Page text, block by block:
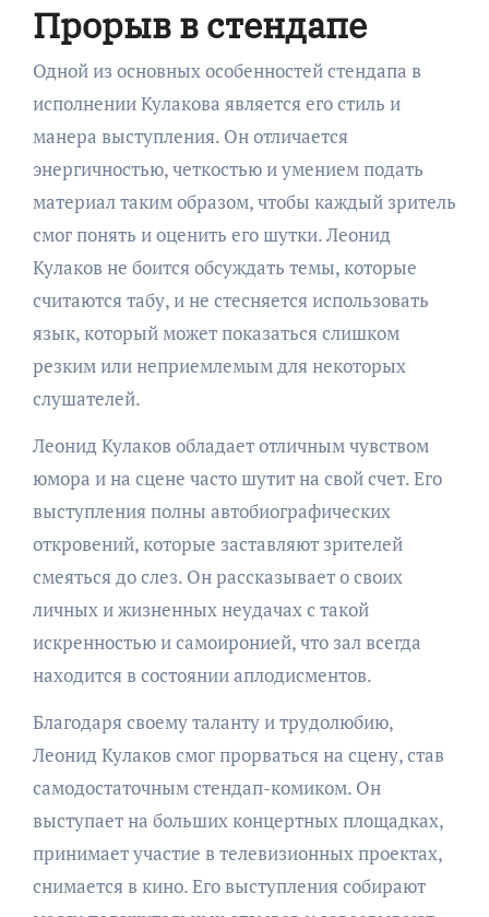
Прорыв в стендапе
Одной из основных особенностей стендапа в
исполнении Кулакова является его стиль и
манера выступления. Он отличается
энергичностью, четкостью и умением подать
материал таким образом, чтобы каждый зритель
смог понять и оценить его шутки. Леонид
Кулаков не боится обсуждать темы, которые
считаются табу, и не стесняется использовать
язык, который может показаться слишком
резким или неприемлемым для некоторых
слушателей.
Леонид Кулаков обладает отличным чувством
юмора и на сцене часто шутит на свой счет. Его
выступления полны автобиографических
откровений, которые заставляют зрителей
смеяться до слез. Он рассказывает о своих
личных и жизненных неудачах с такой
искренностью и самоиронией, что зал всегда
находится в состоянии аплодисментов.
Благодаря своему таланту и трудолюбию,
Леонид Кулаков смог прорваться на сцену, став
самодостаточным стендап-комиком. Он
выступает на больших концертных площадках,
принимает участие в телевизионных проектах,
снимается в кино. Его выступления собирают